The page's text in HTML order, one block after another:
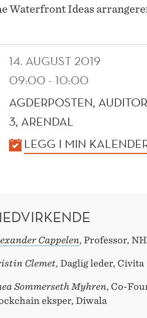
Waterfront Ideas
14. AUGUST 2019
09:00 - 10:00
AGDERPOSTEN,
3, ARENDAL
LEGG I MIN
Cappelen, Professor,
Clemet, Daglig leder, Civita
Sommerseth Myhren, Co-
eksper, Diwala